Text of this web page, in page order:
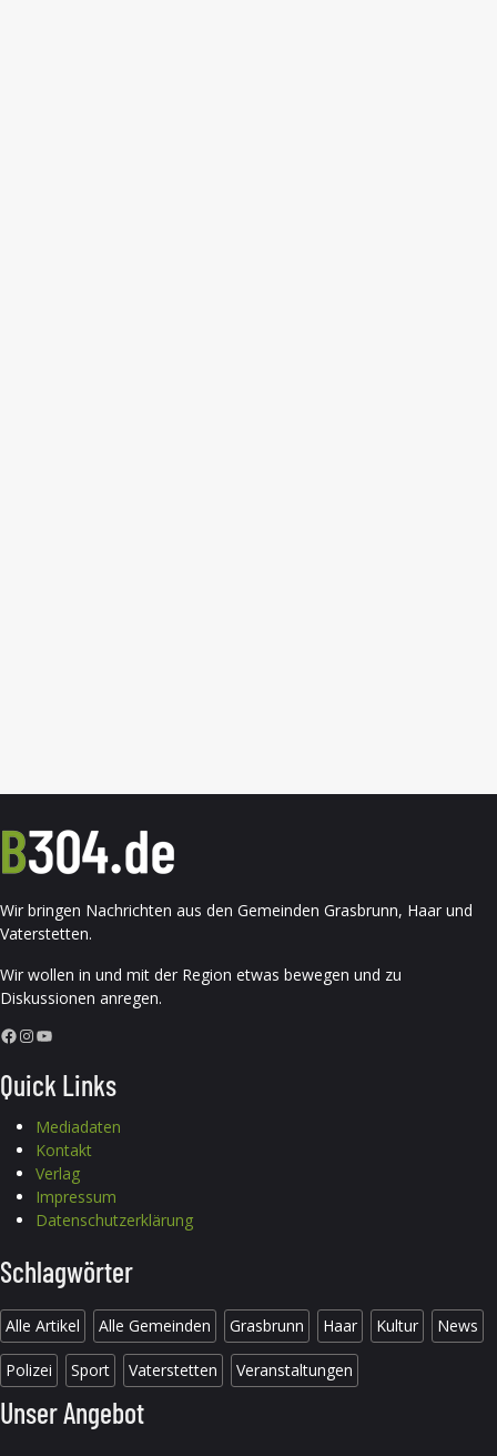
Wir bringen Nachrichten aus den Gemeinden Grasbrunn, Haar und
Vaterstetten.
Wir wollen in und mit der Region etwas bewegen und zu
Diskussionen anregen.
Facebook InstagramYouTube
Quick Links
Mediadaten
Kontakt
Verlag
Impressum
Datenschutzerklärung
Schlagwörter
Alle Artikel Alle Gemeinden Grasbrunn Haar Kultur News
Polizei Sport Vaterstetten Veranstaltungen
Unser Angebot